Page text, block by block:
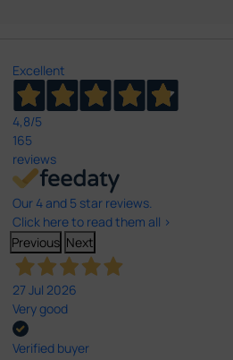
Excellent
4,8/5
165
reviews
Our 4 and 5 star reviews.
Click here to read them all >
Previous Next
27 Jul 2026
Very good
Verified buyer